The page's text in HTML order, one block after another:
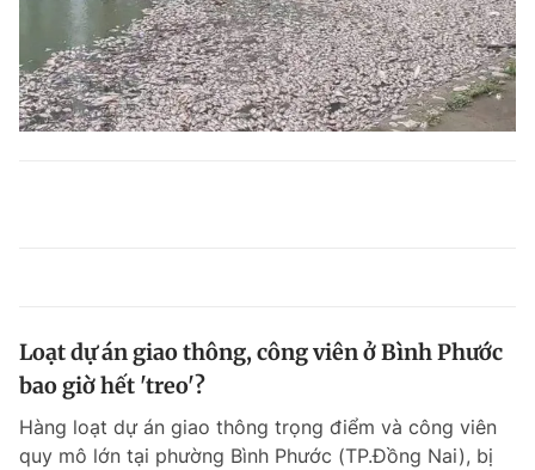
Loạt dự án giao thông, công viên ở Bình Phước
bao giờ hết 'treo'?
Hàng loạt dự án giao thông trọng điểm và công viên
quy mô lớn tại phường Bình Phước (TP.Đồng Nai), bị